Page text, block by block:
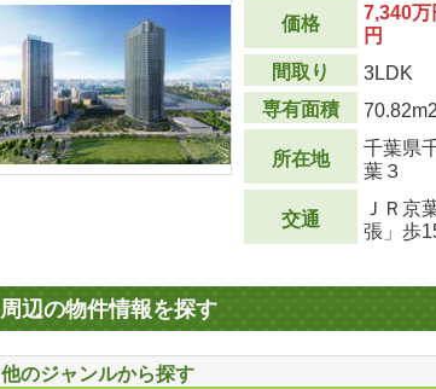
価格
7,340万
円
間取り
3LDK
専有面積
70.82m2
所在地
千葉県
葉３
交通
ＪＲ京
張」歩
周辺の物件情報を探す
他のジャンルから探す